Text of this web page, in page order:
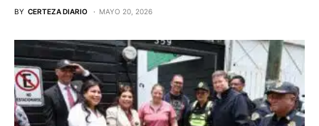
BY CERTEZA DIARIO MAYO 20, 2026